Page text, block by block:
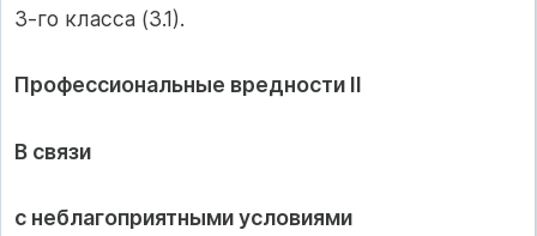
3-го класса (3.1).
Профессиональные вредности II
В связи
с неблагоприятными условиями